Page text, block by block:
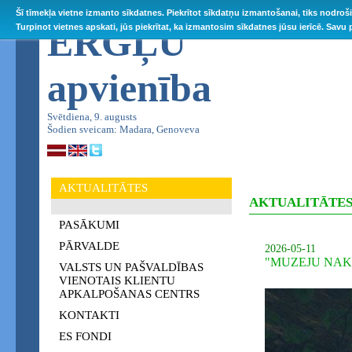
Šī tīmekļa vietne izmanto sīkdatnes. Piekrītot sīkdatņu izmantošanai, tiks
Turpinot vietnes apskati, jūs piekrītat, ka izmantosim sīkdatnes jūsu ierīcē.
ĒRGĻU
apvienība
Svētdiena, 9. augusts
Šodien sveicam: Madara, Genoveva
AKTUALITĀTES
PASĀKUMI
PĀRVALDE
VALSTS UN PAŠVALDĪBAS
VIENOTAIS KLIENTU
APKALPOŠANAS CENTRS
KONTAKTI
ES FONDI
AKTUALITĀTES
2026-05-11
"MUZEJU